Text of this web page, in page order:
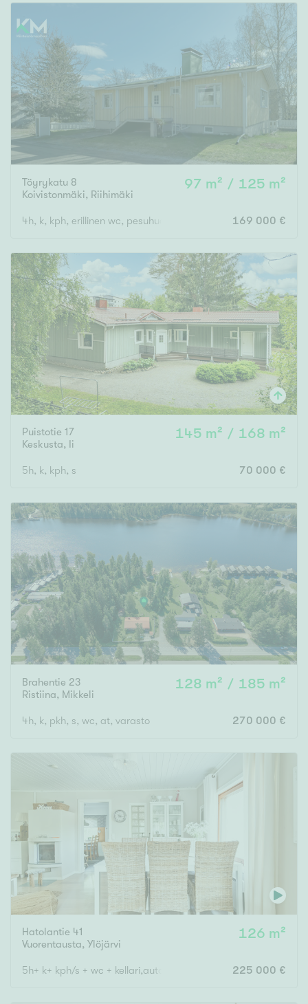
Töyrykatu 8
Koivistonmäki, Riihimäki
97 m² / 125 m²
4h, k, kph, erillinen wc, pesuhuone, s, pannuhuone, varasto (3
169 000 €
Puistotie 17
Keskusta, Ii
145 m² / 168 m²
5h, k, kph, s 70 000 €
Brahentie 23
Ristiina, Mikkeli
128 m² / 185 m²
4h, k, pkh, s, wc, at, varasto 270 000 €
Hatolantie 41
Vuorentausta, Ylöjärvi
126 m²
5h+ k+ kph/s + wc + kellari,autotalli+pihasauna 225 000 €